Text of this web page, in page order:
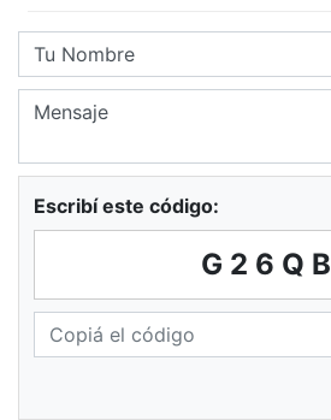
Escribí este código:
G26QB